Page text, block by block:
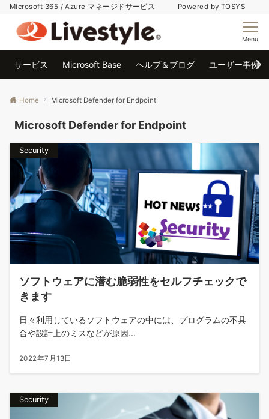
Microsoft 365 / Azure マネージドサービス Powered by TOSYS
Menu
サービス Microsoft Base ヘルプ＆ブログ ユーザー事例
Home Microsoft Defender for Endpoint
Microsoft Defender for Endpoint
Security
ソフトウェアに潜む脆弱性をセルフチェックで
きます
日々利用しているソフトウェアの中には、プログラムの不具
合や設計上のミスなどが原因...
2022年7月13日
Security